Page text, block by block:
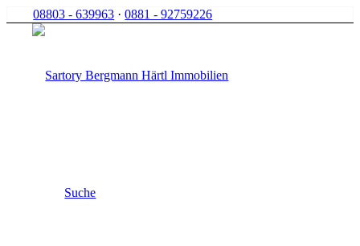
08803 - 639963 ·0881 - 92759226
Suche